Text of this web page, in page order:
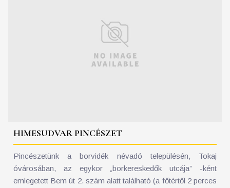
HIMESUDVAR PINCÉSZET
Pincészetünk a borvidék névadó településén, Tokaj
óvárosában, az egykor „borkereskedők utcája” -ként
emlegetett Bem út 2. szám alatt található (a főtértől 2 perces